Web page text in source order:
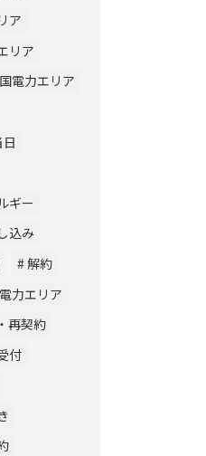
ア
リア
電力エリア
ギー
込み
解約
力エリア
再契約
付